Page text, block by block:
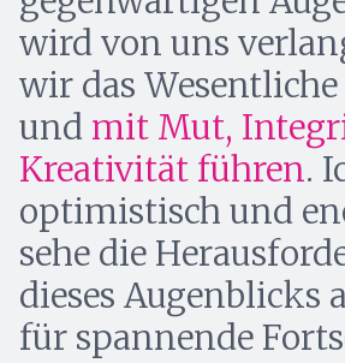
wird von uns
wir das
und mit Mut,
Kreativität führen.
optimistisch und
sehe die
dieses Augenblicks
für spannende